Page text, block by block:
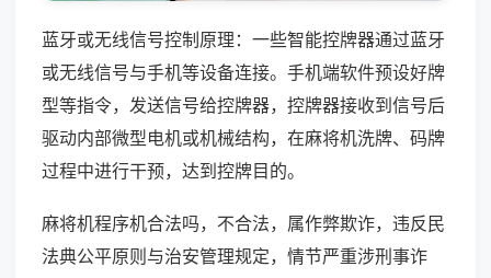
蓝牙或无线信号控制原理：一些智能控牌器通过蓝牙
或无线信号与手机等设备连接。手机端软件预设好牌
型等指令，发送信号给控牌器，控牌器接收到信号后
驱动内部微型电机或机械结构，在麻将机洗牌、码牌
过程中进行干预，达到控牌目的。
麻将机程序机合法吗，不合法，属作弊欺诈，违反民
法典公平原则与治安管理规定，情节严重涉刑事诈